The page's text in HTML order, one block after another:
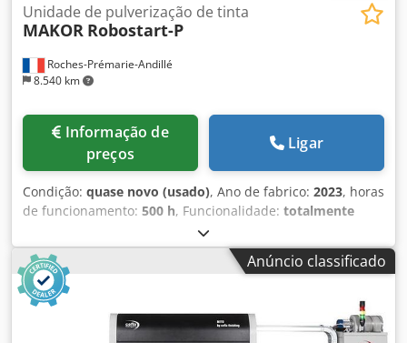
Roches-Prémarie-Andillé
8.540 km
Unidade de pulverização de tinta
MAKOR Robostart-P
preços
Ligar
Condição: quase novo (usado), Ano de fabrico: 2023, horas
de funcionamento: 500 h, Funcionalidade: totalmente
, Linha automática de pintura de portas
composta por: Codpfx Asyrr Dkombsrf Desempilhador
automático de portas, porta por porta Robô de pintura
automática por pulverização Empilhador de portas em
carrinhos Dimensões das portas: comprimentos de 2000 a
2600 mm, larguras de 730 a 1030 mm
Anúncio classificado